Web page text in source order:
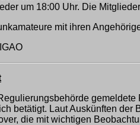
um 18:00 Uhr. Die
mit ihren
betätigt. Laut Auskünften
die mit wichtigen